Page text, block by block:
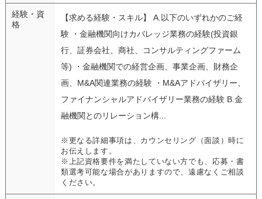
経験・資
格
【求める経験・スキル】 A.以下のいずれかのご経
験 ・金融機関向けカバレッジ業務の経験(投資銀
行、証券会社、商社、コンサルティングファーム
等) ・金融機関での経営企画、事業企画、財務企
画、M&A関連業務の経験 ・M&Aアドバイザリー、
ファイナンシャルアドバイザリー業務の経験 B.金
融機関とのリレーション構...
※更なる詳細事項は、カウンセリング（面談）時に
お伝えします。
※上記資格要件を満たしていない方でも、応募・書
類選考可能な場合がありますので、遠慮なくご相談
ください。